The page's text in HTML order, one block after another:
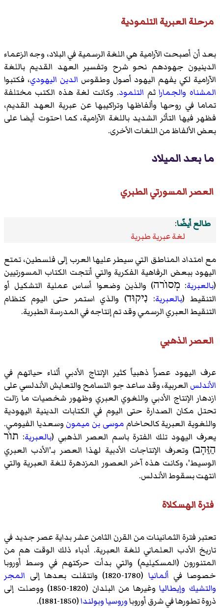
مرحلة العبرية التلمودية
بعد أن أصبحت الآرامية هي اللغة الرسمية في البلاد، وجه الزعماء
الدينيون جهودهم نحو شرح وتفسير العهد القديم باللغة
الآرامية لكي يفهم اليهود أصول وطقوس الدين اليهودي، فكتبوا
المشناه والجماراثم التلمود. وكانت لغة هذه الكتب مختلفة
تماما في روحها وألفاظها وتراكيبها عن عبرية العهد القديم،
فظهر فيها التأثر الشديد باللغة الآرامية، كما احتوت أيضا على
بعض الألفاظ من اللغات الأخرى.
ما بعد الميلاد
العصر المسورتي الطبري
طالع أيضًا:
لغة عبرية طبرية
مع امتداد المناطق التي سيطر عليها العرب إلى فلسطين، تمتع
اليهود ببعض الرفاهية الفكرية والتي أنتجت الكتاب المسورتيين
(بالعبرية: מְסוֹרה) والذين وضعوا أساس عملية التشكيل أو
التنقيط (بالعبرية: נִיקוּד) والذي استمر حتى اليوم كنظام
التنقيط العبري الرسمي وقد تم إنتاجه في المدرسة الطبرية.
العصر الذهبي
عرف اليهود عصراً ذهبياً كثير الإنتاج الأدبي أثناء حياتهم في
الأندلس العربية، وقد ساعد جو التسامح والتعايش الأندلسي على
ازدهار الإنتاج الأدبي واللغوي العبري وظهور شخصيات ما زالت
تحتل مكان الصدارة حتى اليوم في الكتابات الدينية اليهودية
واللغوية العبرية كالحاخامموسى بن ميمون وسعديا الفيومي.
يعرف اليهود تلك الفترة باسم العصر الذهبي (بالعبرية: תוֹר
הֵזֵּהָב) وتعرف الإنتاجات الأدبية لهذا العصر بـ'الأدب العبري
الوسيط'، وكانت هذه آخر العصور المزدهرة للغة العبرية والتي
انتهت بسقوط الأندلس.
فترة الهسكلاة
تعتبر فترة الثمانينات من القرن الثامن عشر بداية عصر جديد في
تاريخ الأدب العلماني للغة العبرية. أدباء ذلك الوقت هم من
المتنورون (المسكيليم) والتي بدأت حركتهم في وسط أوروبا
خصوصا في ألمانيا (1780-1820) وانتقلت بعدها إلى
المجر
والتشيك وإيطاليا
وغيرها من البلدان (1820-1850) ووصلت إلى
ذروة تطورها في شرق أوروباوروسياوبولندا(1850-1881).